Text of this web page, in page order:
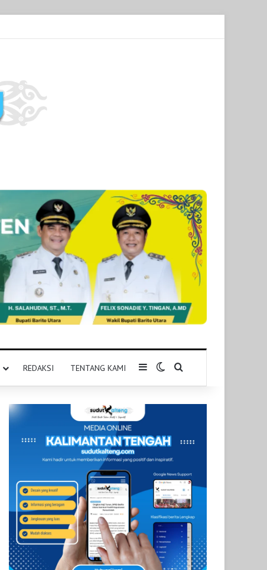
REDAKSI TENTANG KAMI SidebarSwitch skin
Pencarian untuk